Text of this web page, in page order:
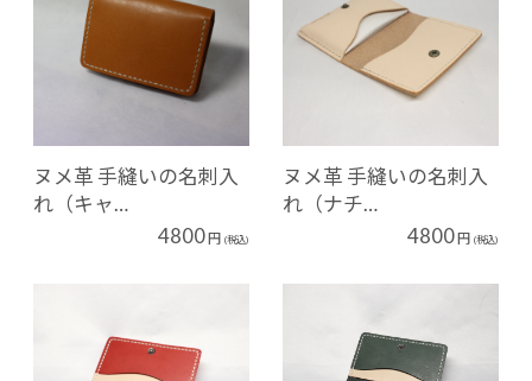
ヌメ革 手縫いの名刺入
れ（キャ…
4800円 (税込)
ヌメ革 手縫いの名刺入
れ（ナチ…
4800円 (税込)